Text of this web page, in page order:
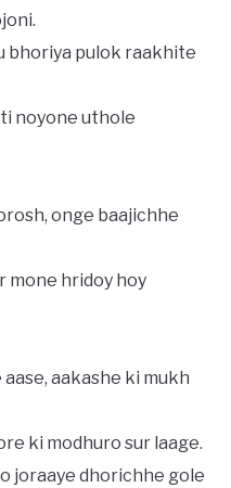
bhoriya pulok raakhite
noyone uthole
onge baajichhe
mone hridoy hoy
aakashe ki mukh
ki modhuro sur laage.
joraaye dhorichhe gole